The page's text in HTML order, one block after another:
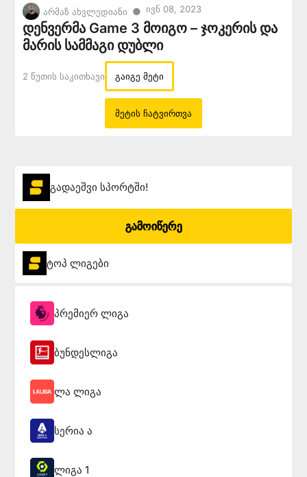
არმაზ ახვლედიანი ● Ივნ 08, 2023
დენვერმა Game 3 მოიგო – ჯოკერის და
მარის სამმაგი დუბლი
2 Წუთის Საკითხავი გაიგე მეტი
მეტის ჩატვირთვა
გადაეშვი სპორტში!
გამოიწერე
ტოპ ლიგები
პრემიერ ლიგა
ბუნდესლიგა
ლა ლიგა
სერია ა
ლიგა 1